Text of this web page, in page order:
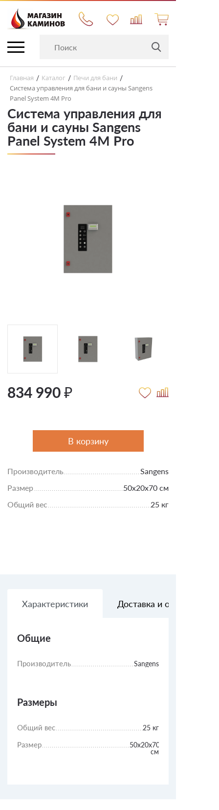
Главная / Каталог / Печи для бани /
Система управления для бани и сауны Sangens
Panel System 4M Pro
Система управления для
бани и сауны Sangens
Panel System 4M Pro
834 990 ₽
В корзину
Производитель
Sangens
Размер
50х20х70 см
Общий вес
25 кг
Характеристики Доставка и оплата
Общие
Производитель Sangens
Размеры
Общий вес 25 кг
Размер
50х20х70
см